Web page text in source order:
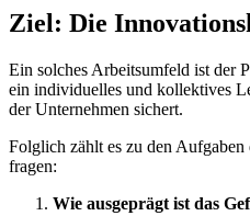
Ziel: Die
Ein solches Arbeitsumfeld ist der
ein individuelles und kollektives
der Unternehmen sichert.
Folglich zählt es zu den
fragen:
Wie ausgeprägt ist das